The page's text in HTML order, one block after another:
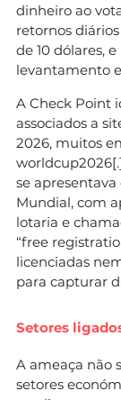
dinheiro ao
retornos
de 10 dólares,
levantamento
A Check Point
associados a
2026, muitos
se
Mundial, com
lotaria e
“free
licenciadas
para capturar
Setores
A ameaça não
setores